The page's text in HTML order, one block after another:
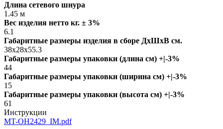
Длина сетевого шнура
1.45 м
Вес изделия нетто кг. ± 3%
6.1
Габаритные размеры изделия в сборе ДxШxВ см.
38x28x55.3
Габаритные размеры упаковки (длина см) +|-3%
44
Габаритные размеры упаковки (ширина см) +|-3%
15
Габаритные размеры упаковки (высота см) +|-3%
61
Инструкции
MT-OH2429_IM.pdf